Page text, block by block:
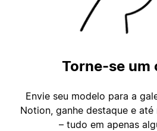
Torne-se um
Envie seu modelo para a
Notion, ganhe destaque e
– tudo em apenas